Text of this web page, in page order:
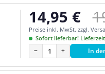
Verkaufspreis:
14,95 €
Preise inkl. MwSt. zzgl.
Sofort lieferbar!
− + In